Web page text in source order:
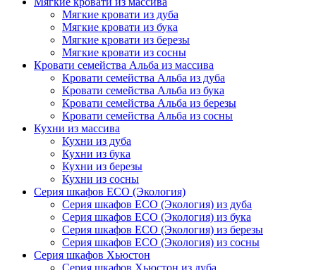
Мягкие кровати из дуба
Мягкие кровати из бука
Мягкие кровати из березы
Мягкие кровати из сосны
Кровати семейства Альба из массива
Кровати семейства Альба из дуба
Кровати семейства Альба из бука
Кровати семейства Альба из березы
Кровати семейства Альба из сосны
Кухни из массива
Кухни из дуба
Кухни из бука
Кухни из березы
Кухни из сосны
Серия шкафов ECO (Экология)
Серия шкафов ECO (Экология) из дуба
Серия шкафов ECO (Экология) из бука
Серия шкафов ECO (Экология) из березы
Серия шкафов ECO (Экология) из сосны
Серия шкафов Хьюстон
Серия шкафов Хьюстон из дуба